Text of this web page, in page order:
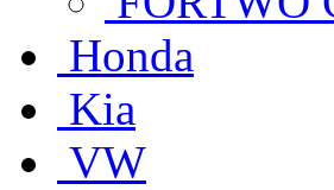
Honda
Kia
VW